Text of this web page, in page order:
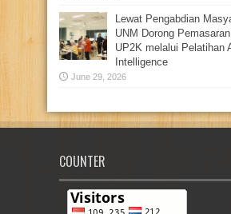
Lewat Pengabdian
UNM Dorong
UP2K melalui Pelatihan
Intelligence
June 29, 2026
COUNTER